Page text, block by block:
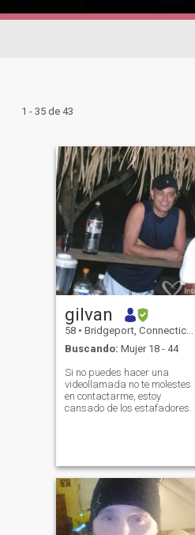
1 - 35 de 43
gilvan
58 • Bridgeport, Connecticut, Estados Unidos
Buscando: Mujer 18 - 44
Si no puedes hacer una
videollamada no te molestes
en contactarme, estoy
cansado de los estafadores.